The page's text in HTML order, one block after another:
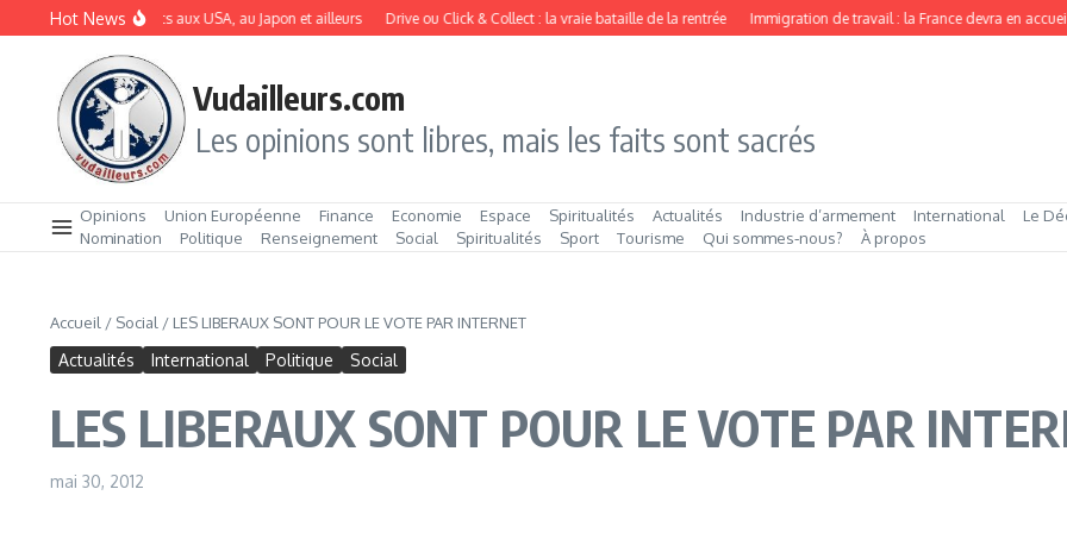
Aller au contenu
Hot News
L’IA dope les profits aux USA, au Japon et ailleurs Drive ou Click & Collect : la vraie bataille de la rentrée Immigration de travail : la France devra en
Vudailleurs.com
Les opinions sont libres, mais les faits sont sacrés
Opinions Union Européenne Finance Economie Espace Spiritualités Actualités Industrie d’armement International
Le
Nomination
Politique Renseignement Social Spiritualités Sport Tourisme Qui sommes‑nous? À propos
Accueil / Social / LES LIBERAUX SONT POUR LE VOTE PAR INTERNET
Actualités International Politique Social
LES LIBERAUX SONT POUR LE VOTE PAR
mai 30, 2012